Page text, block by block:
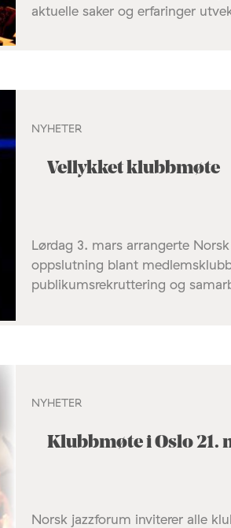
aktuelle saker og erfaringer
NYHETER
Vellykket klubbmøte
Lørdag 3. mars arrangerte
oppslutning blant
publikumsrekruttering og
NYHETER
Klubbmøte i Oslo 21.
Norsk jazzforum inviterer alle